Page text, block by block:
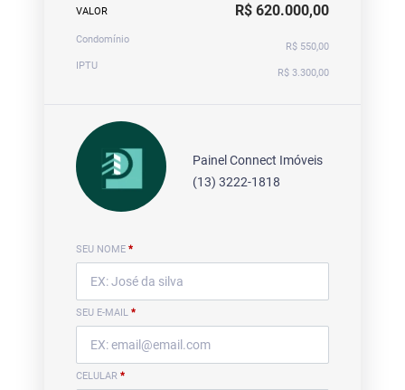
VALOR R$ 620.000,00
Condomínio
R$ 550,00
IPTU
R$ 3.300,00
Painel Connect Imóveis
(13) 3222-1818
SEU NOME *
SEU E-MAIL *
CELULAR *